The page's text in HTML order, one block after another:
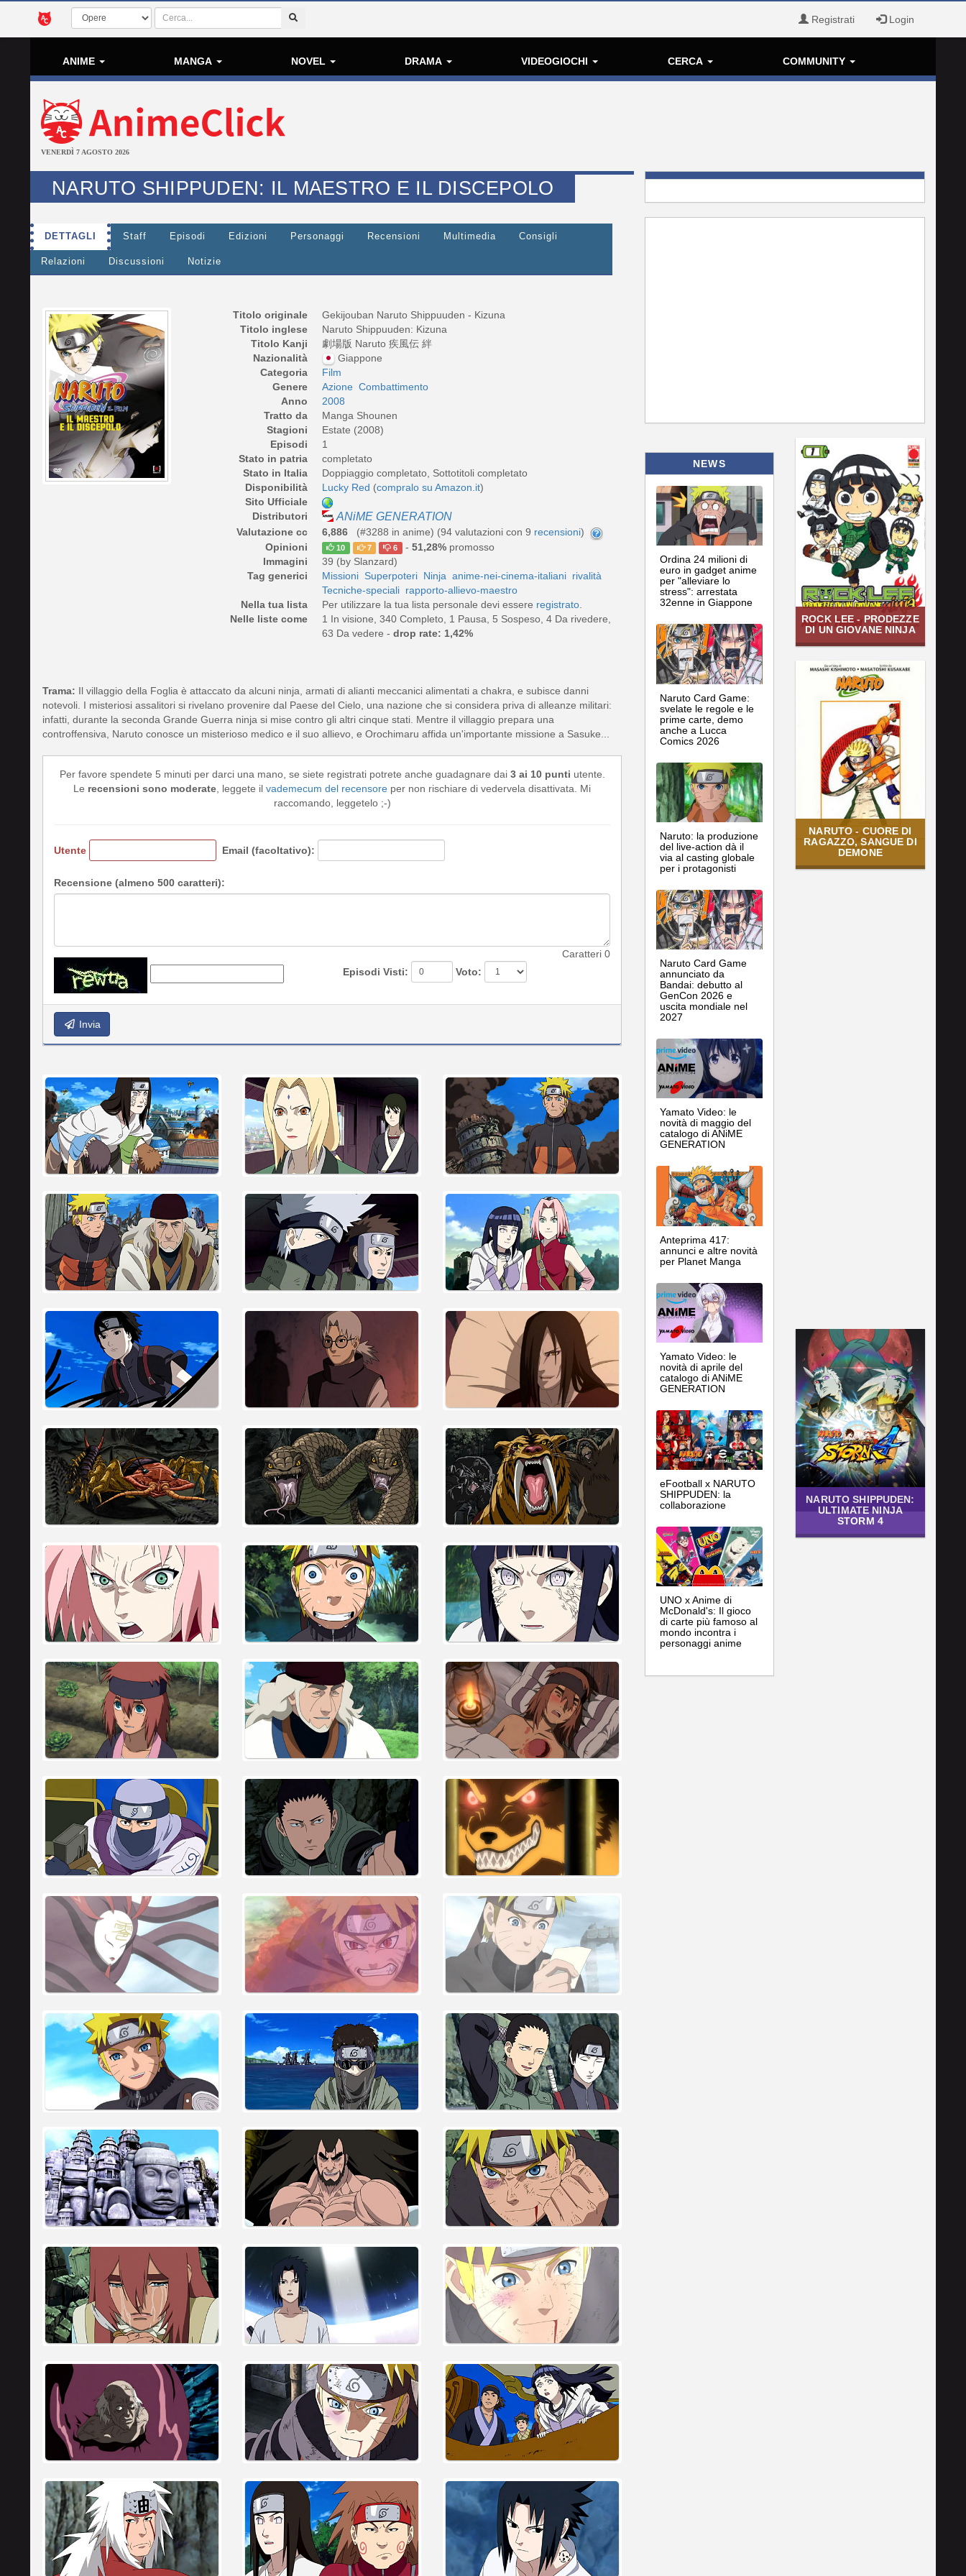
Registrati Login
ANIME MANGA NOVEL DRAMA VIDEOGIOCHI CERCA COMMUNITY
VENERDÌ 7 AGOSTO 2026
NARUTO SHIPPUDEN: IL MAESTRO E IL DISCEPOLO
DETTAGLI Staff Episodi Edizioni Personaggi Recensioni Multimedia Consigli
Relazioni Discussioni Notizie
Titolo originale
Gekijouban Naruto Shippuuden - Kizuna
Titolo inglese
Naruto Shippuuden: Kizuna
Titolo Kanji
劇場版 Naruto 疾風伝 絆
Nazionalità
Giappone
Categoria
Film
Genere
Azione Combattimento
Anno
2008
Tratto da
Manga Shounen
Stagioni
Estate (2008)
Episodi
1
Stato in patria
completato
Stato in Italia
Doppiaggio completato, Sottotitoli completato
Disponibilità
Lucky Red (compralo su Amazon.it)
Sito Ufficiale
Distributori
ANiME GENERATION
Valutazione cc 6,886 (#3288 in anime) (94 valutazioni con 9 recensioni)
Opinioni
10 7 6 - 51,28%promosso
Immagini
39 (by Slanzard)
Tag generici
Missioni Superpoteri Ninja anime-nei-cinema-italiani rivalità
Tecniche-speciali rapporto-allievo-maestro
Nella tua lista
Per utilizzare la tua lista personale devi essere registrato
Nelle liste come
1 In visione, 340 Completo, 1 Pausa, 5 Sospeso, 4 Da rivedere,
63 Da vedere - drop rate: 1,42%
Trama: Il villaggio della Foglia è attaccato da alcuni ninja, armati di alianti meccanici alimentati a chakra, e subisce danni
notevoli. I misteriosi assalitori si rivelano provenire dal Paese del Cielo, una nazione che si considera priva di alleanze militari:
infatti, durante la seconda Grande Guerra ninja si mise contro gli altri cinque stati. Mentre il villaggio prepara una
controffensiva, Naruto conosce un misterioso medico e il suo allievo, e Orochimaru affida un'importante missione a Sasuke...
Per favore spendete 5 minuti per darci una mano, se siete registrati potrete anche guadagnare dai 3 ai 10 punti utente.
Le recensioni sono moderate , leggete il vademecum del recensore per non rischiare di vedervela disattivata. Mi
raccomando, leggetelo ;-)
Utente Email (facoltativo):
Recensione (almeno 500 caratteri):
Caratteri 0
Episodi Visti:
Voto:
Invia
NEWS
Ordina 24 milioni di
euro in gadget anime
per "alleviare lo
stress": arrestata
32enne in Giappone
Naruto Card Game:
svelate le regole e le
prime carte, demo
anche a Lucca
Comics 2026
Naruto: la produzione
del live-action dà il
via al casting globale
per i protagonisti
Naruto Card Game
annunciato da
Bandai: debutto al
GenCon 2026 e
uscita mondiale nel
2027
Yamato Video: le
novità di maggio del
catalogo di ANiME
GENERATION
Anteprima 417:
annunci e altre novità
per Planet Manga
Yamato Video: le
novità di aprile del
catalogo di ANiME
GENERATION
eFootball x NARUTO
SHIPPUDEN: la
collaborazione
UNO x Anime di
McDonald's: Il gioco
di carte più famoso al
mondo incontra i
personaggi anime
ROCK LEE - PRODEZZE
DI UN GIOVANE NINJA
NARUTO - CUORE DI
RAGAZZO, SANGUE DI
DEMONE
NARUTO SHIPPUDEN:
ULTIMATE NINJA
STORM 4